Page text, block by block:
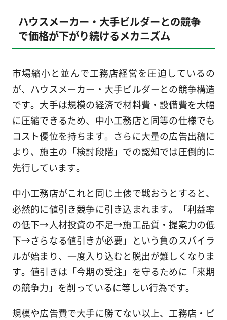
ハウスメーカー・大手ビルダーとの競争
で価格が下がり続けるメカニズム
市場縮小と並んで工務店経営を圧迫しているの
が、ハウスメーカー・大手ビルダーとの競争構造
です。大手は規模の経済で材料費・設備費を大幅
に圧縮できるため、中小工務店と同等の仕様でも
コスト優位を持ちます。さらに大量の広告出稿に
より、施主の「検討段階」での認知では圧倒的に
先行しています。
中小工務店がこれと同じ土俵で戦おうとすると、
必然的に値引き競争に引き込まれます。「利益率
の低下→人材投資の不足→施工品質・提案力の低
下→さらなる値引きが必要」という負のスパイラ
ルが始まり、一度入り込むと脱出が難しくなりま
す。値引きは「今期の受注」を守るために「来期
の競争力」を削っているに等しい行為です。
規模や広告費で大手に勝てない以上、工務店・ビ